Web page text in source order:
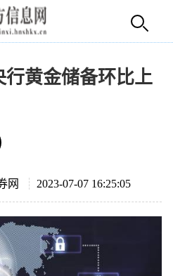
行黄金储备环比上
网 2023-07-07 16:25:05